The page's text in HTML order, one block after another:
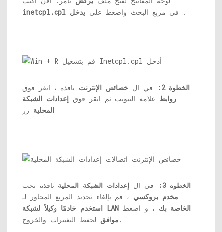
inetcpl.cpl
في مربع البحث واضغط على يدخل .
الخطوة 2: في ال خصائص الإنترنت نافذة ، انقر فوق
روابط علامة التبويب ثم انقر فوق إعدادات الشبكة
المحلية زر.
الخطوه 3: في ال إعدادات الشبكة المحلية نافذة تحت
مخدم بروكسي ، قم بإلغاء تحديد المربع المجاور لـ
استخدم خادمًا وكيلاً لشبكة LAN الخاصة بك ، و اضغط
موافق لحفظ التغييرات والخروج.